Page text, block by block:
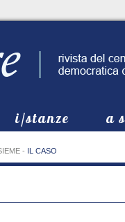
i/stanze
a
- IL CASO